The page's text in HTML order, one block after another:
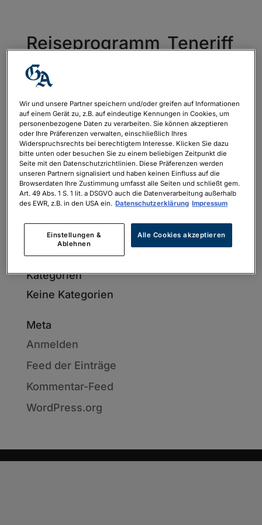
Reiseprogramm_Teneriff
a_web
vonNiklas Nieswandt
Reiseprogramm_Teneriffa_web
Neueste Kommentare
Archiv
Kategorien
Keine Kategorien
Meta
Anmelden
Feed der Einträge
Kommentar-Feed
WordPress.org
Wir und unsere Partner speichern und/oder greifen auf Informationen
auf einem Gerät zu, z.B. auf eindeutige Kennungen in Cookies, um
personenbezogene Daten zu verarbeiten. Sie können akzeptieren
oder Ihre Präferenzen verwalten, einschließlich Ihres
Widerspruchsrechts bei berechtigtem Interesse. Klicken Sie dazu
bitte unten oder besuchen Sie zu einem beliebigen Zeitpunkt die
Seite mit den Datenschutzrichtlinien. Diese Präferenzen werden
unseren Partnern signalisiert und haben keinen Einfluss auf die
Browserdaten Ihre Zustimmung umfasst alle Seiten und schließt gem.
Art. 49 Abs. 1 S. 1 lit. a DSGVO auch die Datenverarbeitung außerhalb
des EWR, z.B. in den USA ein. Datenschutzerklärung Impressum
Einstellungen &
Ablehnen
Alle Cookies akzeptieren